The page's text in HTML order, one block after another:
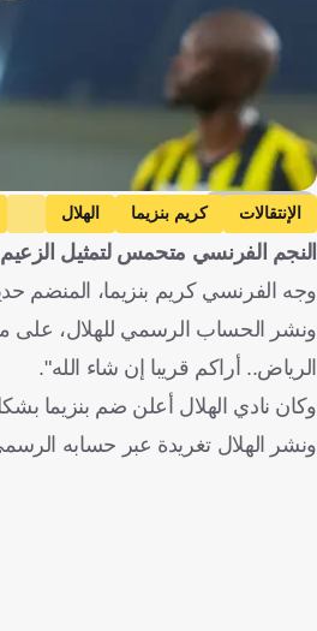
Getty Images
الإنتقالات كريم بنزيما الهلال
النجم الفرنسي متحمس لتمثيل الزعيم
وجه الفرنسي كريم بنزيما، المنضم
ونشر الحساب الرسمي للهلال، على
الرياض.. أراكم قريبا إن شاء الله".
وكان نادي الهلال أعلن ضم بنزيما
ونشر الهلال تغريدة عبر حسابه